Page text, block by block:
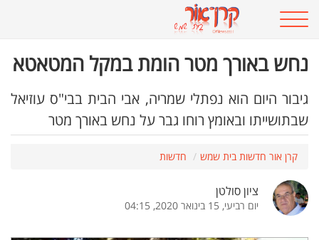
נחש באורך מטר הומת במקל המטאטא
גיבור היום הוא נפתלי שמריה, אבי הבית בבי"ס עוזיאל
שבתושייתו ובאומץ רוחו גבר על נחש באורך מטר
קרן אור חדשות בית שמש חדשות
ציון סולטן
יום רביעי, 15 בינואר 2020, 04:15